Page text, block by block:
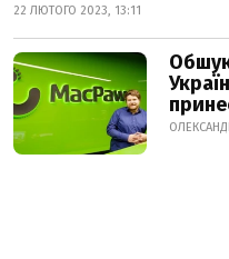
22 ЛЮТОГО 2023, 13:11